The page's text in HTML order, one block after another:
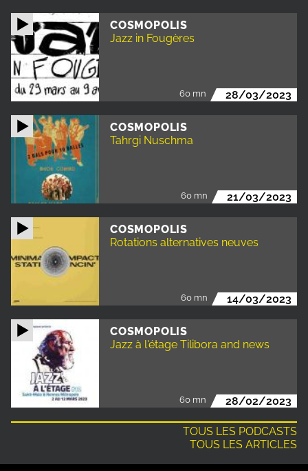
COSMOPOLIS
Jazz in Fougères
60 mn 28/03/2023
COSMOPOLIS
Tahrgi Nuschma
60 mn 21/03/2023
COSMOPOLIS
Rotations alternatives neuves
60 mn 14/03/2023
COSMOPOLIS
Jazz à l'étage Tilibora and news
60 mn 28/02/2023
TOUS LES PODCASTS
TOUS LES ARTICLES